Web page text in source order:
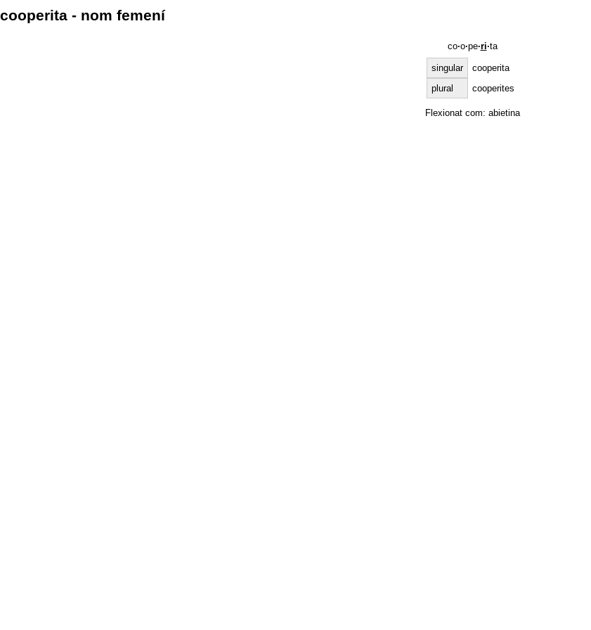
cooperita - nom femení
co·o·pe·ri·ta
singular
cooperita
plural
cooperites
Flexionat com: abietina